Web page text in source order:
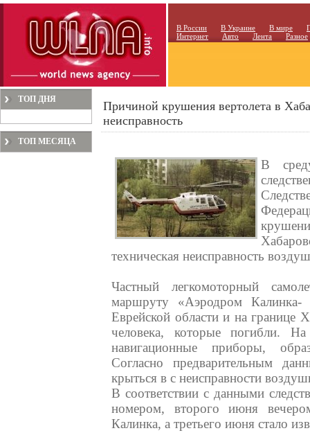
В России В Украине В мире
Интернет
Авто Лента Разное
ТОП ДНЯ
ТОП МЕСЯЦА
Причиной крушения вертолета в
неисправность
В
техническая неисправность
Частный легкомоторный
маршруту «Аэродром Калинка-
Еврейской области и на границе
человека, которые погибли.
навигационные приборы,
Согласно предварительным
крыться в с неисправности
В соответствии с данными
номером, второго июня
Калинка, а третьего июня стало